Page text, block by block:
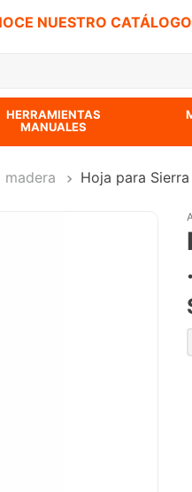
NUESTRO
HERRAMIENTAS
MANUALES
madera Hoja para